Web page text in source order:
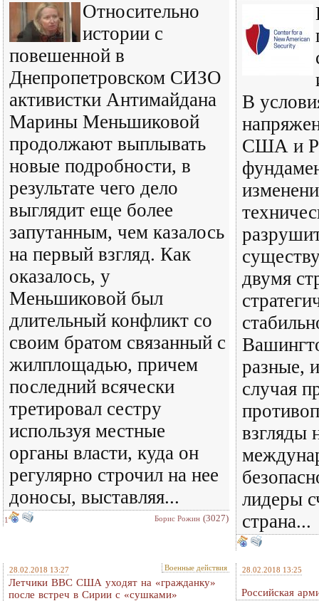
Относительно
истории с
повешенной в
Днепропетровском СИЗО
активистки Антимайдана
Марины Меньшиковой
продолжают выплывать
новые подробности, в
результате чего дело
выглядит еще более
запутанным, чем казалось
на первый взгляд. Как
оказалось, у
Меньшиковой был
длительный конфликт со
своим братом связанный с
жилплощадью, причем
последний всячески
третировал сестру
используя местные
органы власти, куда он
регулярно строчил на нее
доносы, выставляя...
1 Борис Рожин (3027)
В
США и
двумя
разные,
случая
взгляды
лидеры
страна...
28.02.2018 13:27 Военные действия
Летчики ВВС США уходят на «гражданку»
после встреч в Сирии с «сушками»
28.02.2018 13:25
Российская